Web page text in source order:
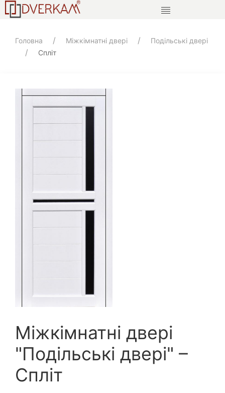
Головна Міжкімнатні двері
Подільські двері
Спліт
Міжкімнатні двері
"Подільські двері" –
Спліт